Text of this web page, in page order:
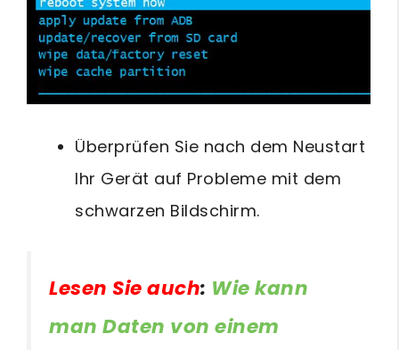
Überprüfen Sie nach dem Neustart
Ihr Gerät auf Probleme mit dem
schwarzen Bildschirm.
Lesen Sie auch: Wie kann
man Daten von einem